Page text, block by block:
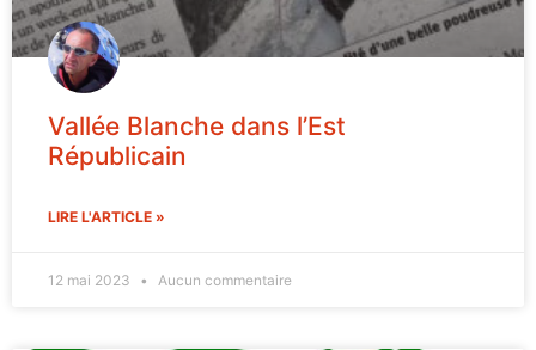
Vallée Blanche dans l’Est
Républicain
LIRE L'ARTICLE »
12 mai 2023 Aucun commentaire